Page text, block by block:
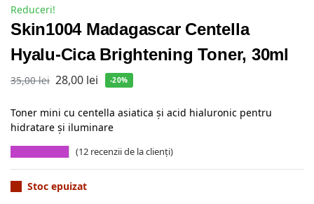
Reduceri!
Skin1004 Madagascar Centella
Hyalu-Cica Brightening Toner, 30ml
35,00lei 28,00 lei -20%
Toner mini cu centella asiatica și acid hialuronic pentru
hidratare și iluminare
(12 recenzii de la clienți)
Stoc epuizat